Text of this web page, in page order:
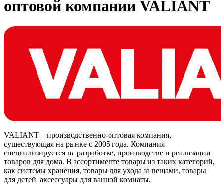
оптовой компании VALIANT
VALIANT – производственно-оптовая компания,
существующая на рынке с 2005 года. Компания
специализируется на разработке, производстве и реализации
товаров для дома. В ассортименте товары из таких категорий,
как системы хранения, товары для ухода за вещами, товары
для детей, аксессуары для ванной комнаты.